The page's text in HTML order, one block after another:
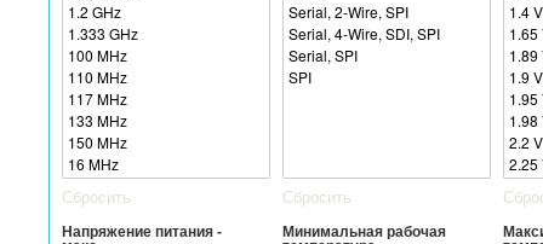
Сбросить Сбросить
Напряжение питания -
Минимальная рабочая